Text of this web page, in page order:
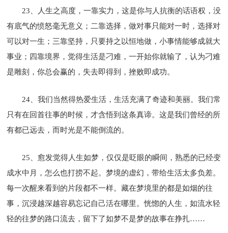
23、人生之高度，一靠实力，这是你与人抗衡的话语权，没
有底气的愤怒毫无意义；二靠选择，做对事只能对一时，选择对
可以对一生；三靠坚持，只要持之以恒地做，小事情能够成就大
事业；四靠境界，觉得生活是刁难，一开始你就输了，认为刁难
是雕刻，你总会赢的，失去即得到，挫败即成功。
24、我们当然得热爱生活，生活充满了奇迹和美丽。我们常
只有在回首往事的时候，才含悟到这条真谛。这是我们曾经的所
有都已远去，而时光是不能倒流的。
25、愈发觉得人生如梦，仅仅是眨眼的瞬间，熟悉的已经变
成水中月，怎么也打捞不起。梦境的虚幻，带给生活太多负差。
每一次醒来看到的片段都不一样。藏在梦境里的都是如烟的往
事，沉浸越深越容易忘记自己活在哪里。恍惚的人生，如流水轻
轻的往梦的路口流去，留下了如梦不是梦的故事在挣扎……